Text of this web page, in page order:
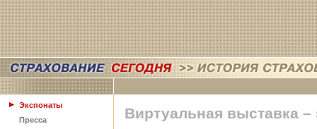
Экспонаты
Пресса
Виртуальная выставка –